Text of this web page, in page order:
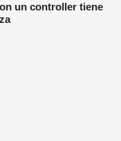
un controller tiene